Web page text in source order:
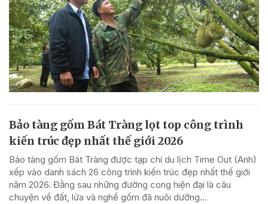
Bảo tàng gốm Bát Tràng lọt top công trình
kiến trúc đẹp nhất thế giới 2026
Bảo tàng gốm Bát Tràng được tạp chí du lịch Time Out (Anh)
xếp vào danh sách 26 công trình kiến trúc đẹp nhất thế giới
năm 2026. Đằng sau những đường cong hiện đại là câu
chuyện về đất, lửa và nghề gốm đã nuôi dưỡng...